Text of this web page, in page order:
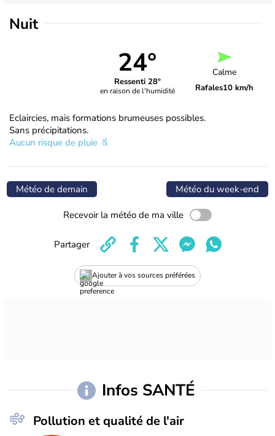
Nuit
24°
Ressenti 28°
en raison de l'humidité
Calme
Rafales10 km/h
Eclaircies, mais formations brumeuses possibles.
Sans précipitations.
Aucun risque de pluie
Météo de demain Météo du week-end
Recevoir la météo de ma ville
Ajouter à vos sources préférées
Partager
Infos SANTÉ
Pollution et qualité de l'air